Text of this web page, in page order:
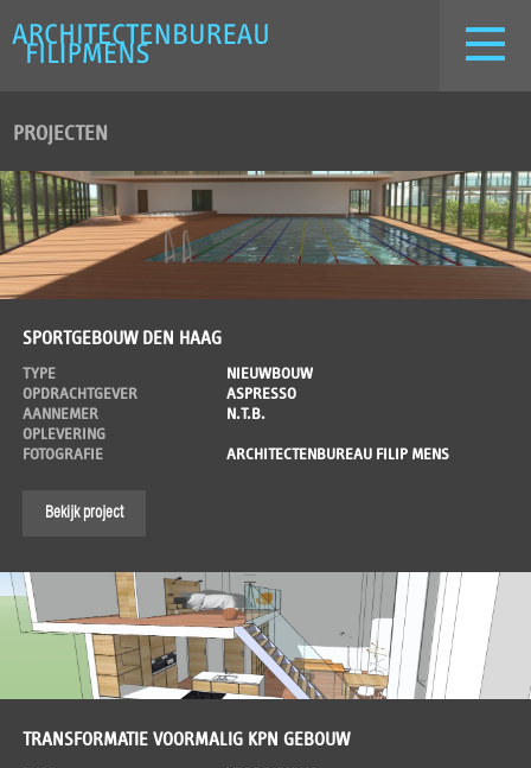
PROJECTEN
SPORTGEBOUW DEN HAAG
TYPE
NIEUWBOUW
OPDRACHTGEVER
ASPRESSO
AANNEMER
N.T.B.
OPLEVERING
FOTOGRAFIE
ARCHITECTENBUREAU FILIP MENS
Bekijk project
TRANSFORMATIE VOORMALIG KPN GEBOUW